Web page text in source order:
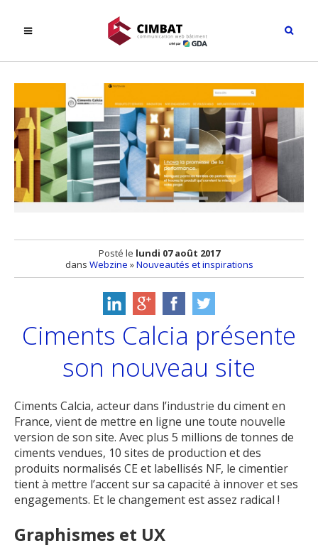
Posté le lundi 07 août 2017
dans Webzine »Nouveautés et inspirations
Ciments Calcia présente
son nouveau site
Ciments Calcia, acteur dans l’industrie du ciment en
France, vient de mettre en ligne une toute nouvelle
version de son site. Avec plus 5 millions de tonnes de
ciments vendues, 10 sites de production et des
produits normalisés CE et labellisés NF, le cimentier
tient à mettre l’accent sur sa capacité à innover et ses
engagements. Et le changement est assez radical !
Graphismes et UX